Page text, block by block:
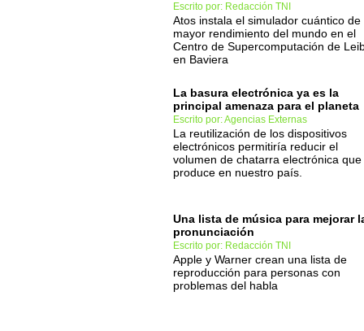
Escrito por: Redacción TNI
Atos instala el simulador cuántico de
mayor rendimiento del mundo en el
Centro de Supercomputación de
en Baviera
La basura electrónica ya es la
principal amenaza para el planeta
Escrito por: Agencias Externas
La reutilización de los dispositivos
electrónicos permitiría reducir el
volumen de chatarra electrónica que
produce en nuestro país.
Una lista de música para mejorar
pronunciación
Escrito por: Redacción TNI
Apple y Warner crean una lista de
reproducción para personas con
problemas del habla